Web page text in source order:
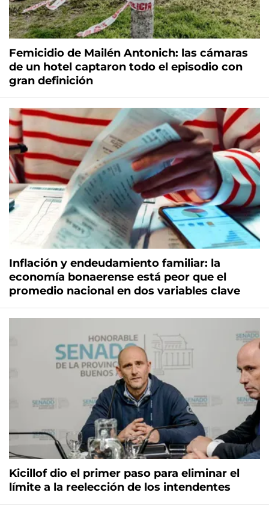
Femicidio de Mailén Antonich: las cámaras
de un hotel captaron todo el episodio con
gran definición
Inflación y endeudamiento familiar: la
economía bonaerense está peor que el
promedio nacional en dos variables clave
Kicillof dio el primer paso para eliminar el
límite a la reelección de los intendentes